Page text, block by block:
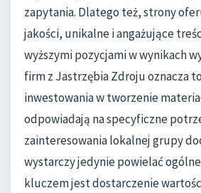
zapytania. Dlatego też, strony
jakości, unikalne i angażujące
wyższymi pozycjami w wynikach
firm z Jastrzębia Zdroju oznacza
inwestowania w tworzenie
odpowiadają na specyficzne
zainteresowania lokalnej grupy
wystarczy jedynie powielać
kluczem jest dostarczenie